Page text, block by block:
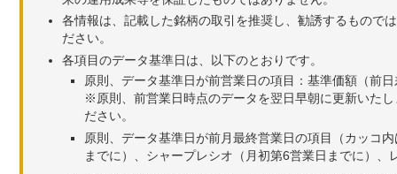
各情報は、記載した銘柄の取引を推奨し、勧誘するもので
ださい。
各項目のデータ基準日は、以下のとおりです。
原則、データ基準日が前営業日の項目：基準価額（前
※原則、前営業日時点のデータを翌日早朝に更新いた
ださい。
原則、データ基準日が前月最終営業日の項目（カッコ
までに）、シャープレシオ（月初第6営業日までに）